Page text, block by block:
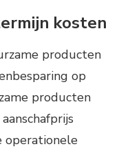
kosten
producten
op
producten
operationele